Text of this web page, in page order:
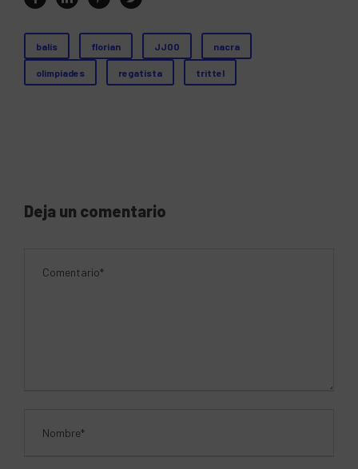
balís florian JJOO nacra
olimpiades regatista trittel
Deja un comentario